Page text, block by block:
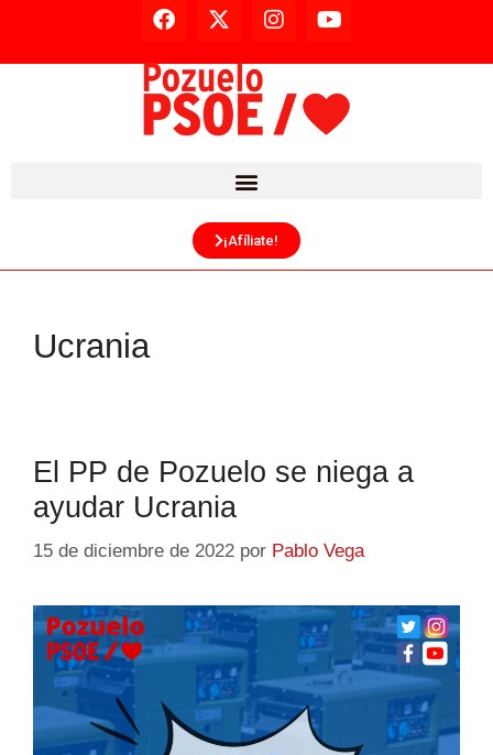
¡Afíliate!
Ucrania
El PP de Pozuelo se niega a
ayudar Ucrania
15 de diciembre de 2022 por Pablo Vega